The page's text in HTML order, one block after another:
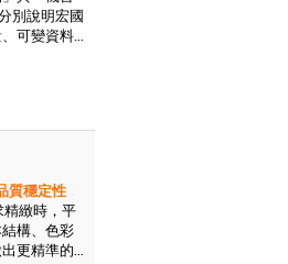
別說明宏國
可變資料
質穩定性
緻時，平
構、色彩
更精準的